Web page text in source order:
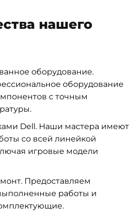
нашего
оборудование.
оборудование
с точным
Dell. Наши мастера имеют
со всей линейкой
игровые модели
Предоставляем
работы и